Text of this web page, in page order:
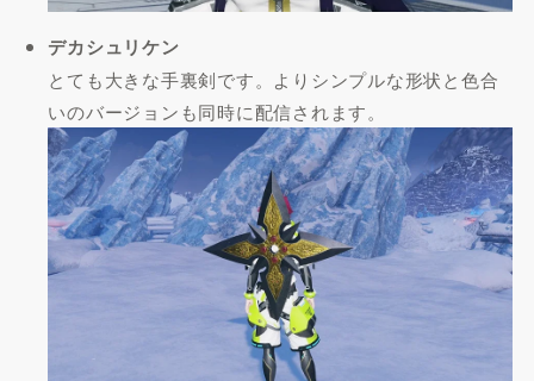
デカシュリケン
とても大きな手裏剣です。よりシンプルな形状と色合
いのバージョンも同時に配信されます。